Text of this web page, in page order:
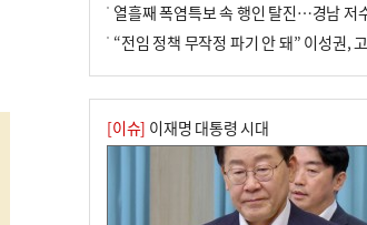
[이슈] 이재명 대통령 시대